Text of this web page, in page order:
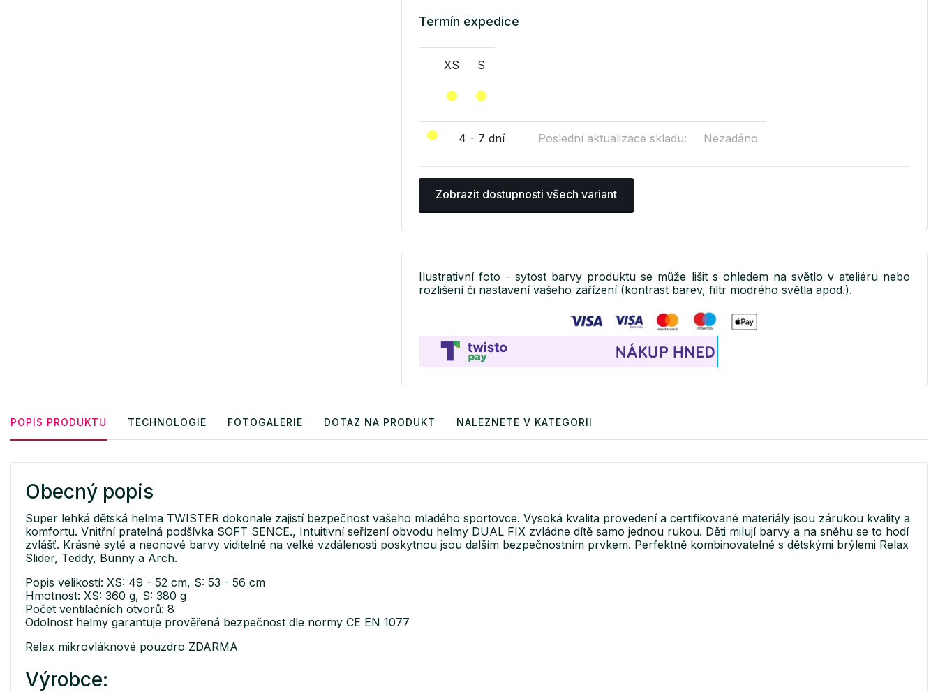
Termín expedice
XS S
4 - 7 dní Poslední aktualizace skladu: Nezadáno
Zobrazit dostupnosti všech variant
Ilustrativní foto - sytost barvy produktu se může lišit s ohledem na světlo v ateliéru nebo
rozlišení či nastavení vašeho zařízení (kontrast barev, filtr modrého světla apod.).
POPIS PRODUKTU TECHNOLOGIE FOTOGALERIE DOTAZ NA PRODUKT NALEZNETE V KATEGORII
Obecný popis
Super lehká dětská helma TWISTER dokonale zajistí bezpečnost vašeho mladého sportovce. Vysoká kvalita provedení a certifikované materiály jsou zárukou kvality a
komfortu. Vnitřní pratelná podšívka SOFT SENCE., Intuitivní seřízení obvodu helmy DUAL FIX zvládne dítě samo jednou rukou. Děti milují barvy a na sněhu se to hodí
zvlášť. Krásné syté a neonové barvy viditelné na velké vzdálenosti poskytnou jsou dalším bezpečnostním prvkem. Perfektně kombinovatelné s dětskými brýlemi Relax
Slider, Teddy, Bunny a Arch.
Popis velikostí: XS: 49 - 52 cm, S: 53 - 56 cm
Hmotnost: XS: 360 g, S: 380 g
Počet ventilačních otvorů: 8
Odolnost helmy garantuje prověřená bezpečnost dle normy CE EN 1077
Relax mikrovláknové pouzdro ZDARMA
Výrobce: